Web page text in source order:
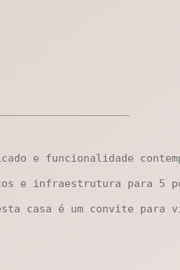
e funcionalidade
e infraestrutura para
casa é um convite